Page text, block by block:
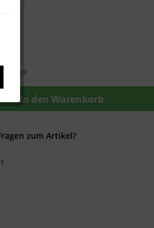
In den Warenkorb
zum Artikel?